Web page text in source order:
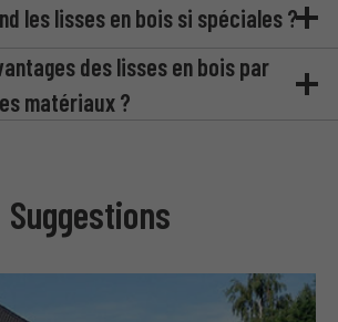
les lisses en bois si spéciales ?
des lisses en bois par
matériaux ?
Suggestions